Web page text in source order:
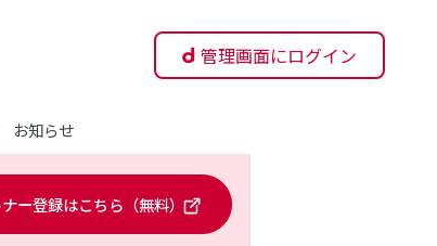
管理画面にログイン
お知らせ
ー登録はこちら（無料）